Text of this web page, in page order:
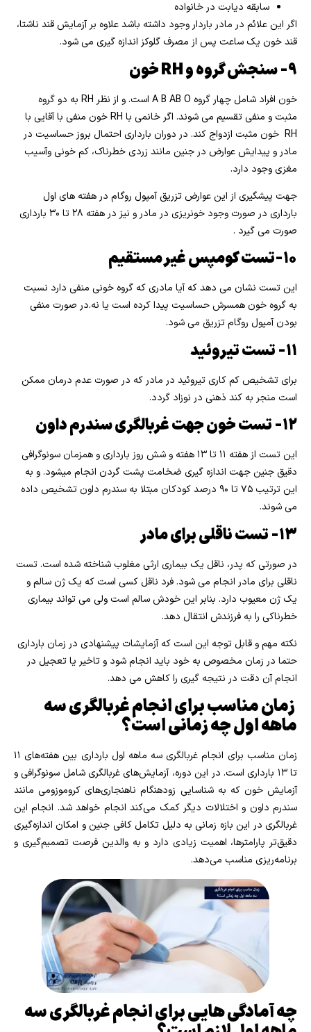
سابقه دیابت در خانواده
اگر این علائم در مادر باردار وجود داشته باشد علاوه بر آزمایش قند ناشتا،
قند خون یک ساعت پس از مصرف گلوکز اندازه گیری می شود.
۹- سنجش گروه و RH خون
خون افراد شامل چهار گروه A B AB O است. و از نظر RH به دو گروه
مثبت و منفی تقسیم می شوند. اگر خانمی با RH خون منفی با آقایی با
RH خون مثبت ازدواج کند. در دوران بارداری احتمال بروز حساسیت در
مادر و پیدایش عوارض در جنین مانند زردی خطرناک، کم خونی وآسیب
مغزی وجود دارد.
جهت پیشگیری از این عوارض تزریق آمپول روگام در هفته های اول
بارداری در صورت وجود خونریزی در مادر و نیز در هفته ۲۸ تا ۳۰ بارداری
صورت می گیرد .
۱۰-تست کومپس غیر مستقیم
این تست نشان می دهد که آیا مادری که گروه خونی منفی دارد نسبت
به گروه خون همسرش حساسیت پیدا کرده است یا نه.در صورت منفی
بودن آمپول روگام تزریق می شود.
۱۱- تست تیروئید
برای تشخیص کم کاری تیروئید در مادر که در صورت عدم درمان ممکن
است منجر به کند ذهنی در نوزاد گردد.
۱۲- تست خون جهت غربالگری سندرم داون
این تست از هفته ۱۱ تا ۱۳ هفته و شش روز بارداری و همزمان سونوگرافی
دقیق جنین جهت اندازه گیری ضخامت پشت گردن انجام میشود. و به
این ترتیب ۷۵ تا ۹۰ درصد کودکان مبتلا به سندرم داون تشخیص داده
می شوند.
۱۳- تست ناقلی برای مادر
در صورتی که پدر، ناقل یک بیماری ارثی مغلوب شناخته شده است. تست
ناقلی برای مادر انجام می شود. فرد ناقل کسی است که یک ژن سالم و
یک ژن معیوب دارد. بنابر این خودش سالم است ولی می تواند بیماری
خطرناکی را به فرزندش انتقال دهد.
نکته مهم و قابل توجه این است که آزمایشات پیشنهادی در زمان بارداری
حتما در زمان مخصوص به خود باید انجام شود و تاخیر یا تعجیل در
انجام آن دقت در نتیجه گیری را کاهش می دهد.
زمان مناسب برای انجام غربالگری سه
ماهه اول چه زمانی است؟
زمان مناسب برای انجام غربالگری سه ماهه اول بارداری بین هفته‌های ۱۱
تا ۱۳ بارداری است. در این دوره، آزمایش‌های غربالگری شامل سونوگرافی و
آزمایش خون که به شناسایی زودهنگام ناهنجاری‌های کروموزومی مانند
سندرم داون و اختلالات دیگر کمک می‌کند انجام خواهد شد. انجام این
غربالگری در این بازه زمانی به دلیل تکامل کافی جنین و امکان اندازه‌گیری
دقیق‌تر پارامترها، اهمیت زیادی دارد و به والدین فرصت تصمیم‌گیری و
برنامه‌ریزی مناسب می‌دهد.
چه آمادگی هایی برای انجام غربالگری سه